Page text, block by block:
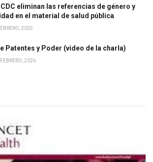
CDC eliminan las referencias de género y
en el material de salud pública
2025
Patentes y Poder (video de la charla)
2026